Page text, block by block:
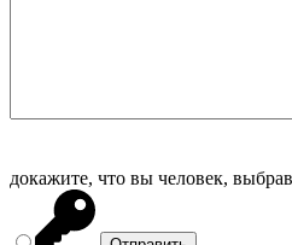
докажите, что вы человек, выбрав